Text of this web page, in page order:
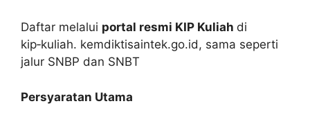
Daftar melalui portal resmi KIP Kuliah di
kip‑kuliah. kemdiktisaintek.go.id, sama seperti
jalur SNBP dan SNBT
Persyaratan Utama